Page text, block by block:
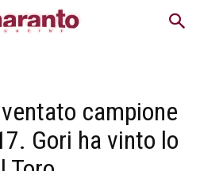
campione
Gori ha vinto lo